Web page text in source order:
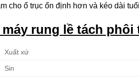
cho ổ trục ổn định hơn và kéo dài
rung lề tách phôi
Xuất xứ
Sin